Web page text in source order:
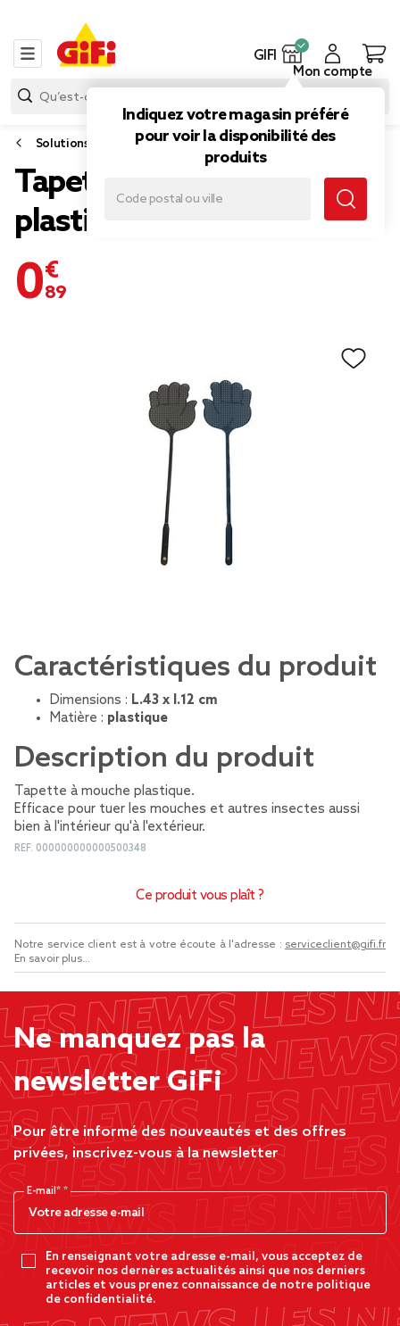
GIFI
Indiquez votre magasin préféré
pour voir la disponibilité des
produits
Mon compte
Solutions insecticide
Tapette à mouche
plastique
0,89 €
Caractéristiques du produit
Dimensions : L.43 x l.12 cm
Matière : plastique
Description du produit
Tapette à mouche plastique.
Efficace pour tuer les mouches et autres insectes aussi
bien à l'intérieur qu'à l'extérieur.
REF. 000000000000500348
Ce produit vous plaît ?
Notre service client est à votre écoute à l'adresse : serviceclient@gifi.fr
En savoir plus...
Ne manquez pas la
newsletter GiFi
Pour être informé des nouveautés et des offres
privées, inscrivez-vous à la newsletter
E-mail*
En renseignant votre adresse e-mail, vous acceptez de
recevoir nos dernères actualités ainsi que nos derniers
articles et vous prenez connaissance de notre politique
de confidentialité.